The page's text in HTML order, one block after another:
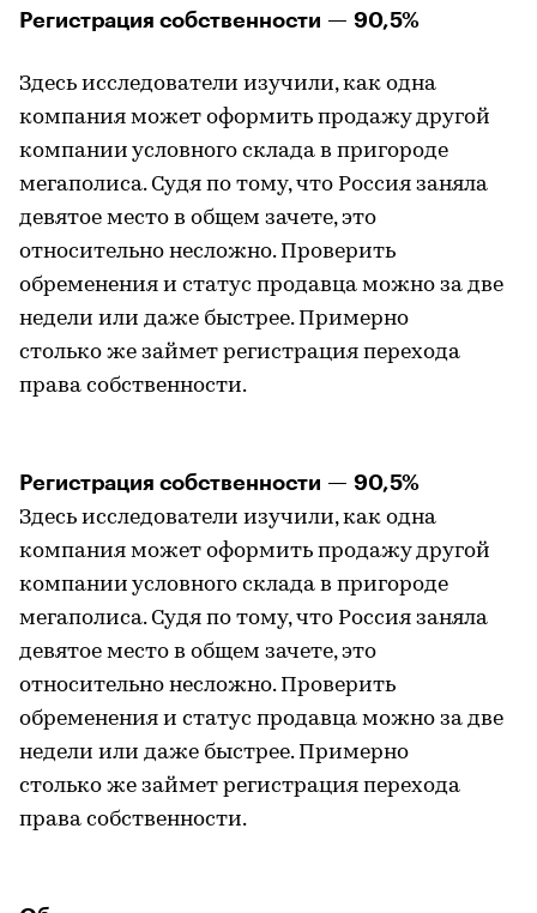
Регистрация собственности — 90,5%
Здесь исследователи изучили, как одна
компания может оформить продажу другой
компании условного склада в пригороде
мегаполиса. Судя по тому, что Россия заняла
девятое место в общем зачете, это
относительно несложно. Проверить
обременения и статус продавца можно за две
недели или даже быстрее. Примерно
столько же займет регистрация перехода
права собственности.
Регистрация собственности — 90,5%
Здесь исследователи изучили, как одна
компания может оформить продажу другой
компании условного склада в пригороде
мегаполиса. Судя по тому, что Россия заняла
девятое место в общем зачете, это
относительно несложно. Проверить
обременения и статус продавца можно за две
недели или даже быстрее. Примерно
столько же займет регистрация перехода
права собственности.